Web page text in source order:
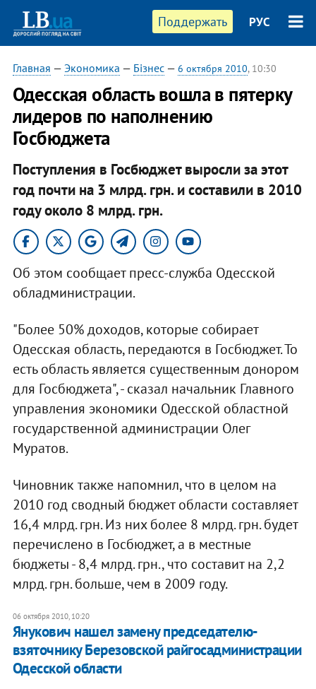
Поддержать РУС
Главная — Экономика — Бізнес— 6 октября 2010, 10:30
Одесская область вошла в пятерку
лидеров по наполнению
Госбюджета
Поступления в Госбюджет выросли за этот
год почти на 3 млрд. грн. и составили в 2010
году около 8 млрд. грн.​
Об этом сообщает пресс-служба Одесской
обладминистрации.
"Более 50% доходов, которые собирает
Одесская область, передаются в Госбюджет. То
есть область является существенным донором
для Госбюджета", - сказал начальник Главного
управления экономики Одесской областной
государственной администрации Олег
Муратов.
Чиновник также напомнил, что в целом на
2010 год сводный бюджет области составляет
16,4 млрд. грн. Из них более 8 млрд. грн. будет
перечислено в Госбюджет, а в местные
бюджеты - 8,4 млрд. грн., что составит на 2,2
млрд. грн. больше, чем в 2009 году.
06 октября 2010, 10:20
Янукович нашел замену председателю-
взяточнику Березовской райгосадминистрации
Одесской области